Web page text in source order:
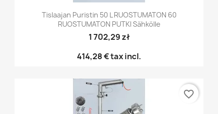
Tislaajan Puristin 50 L RUOSTUMATON 60
RUOSTUMATON PUTKI Sähkölle
1 702,29 zł
414,28 €tax incl.
favorite_border